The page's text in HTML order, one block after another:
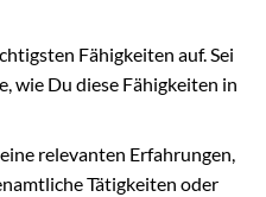
Fähigkeiten auf. Sei
wie Du diese Fähigkeiten in
relevanten Erfahrungen,
Tätigkeiten oder